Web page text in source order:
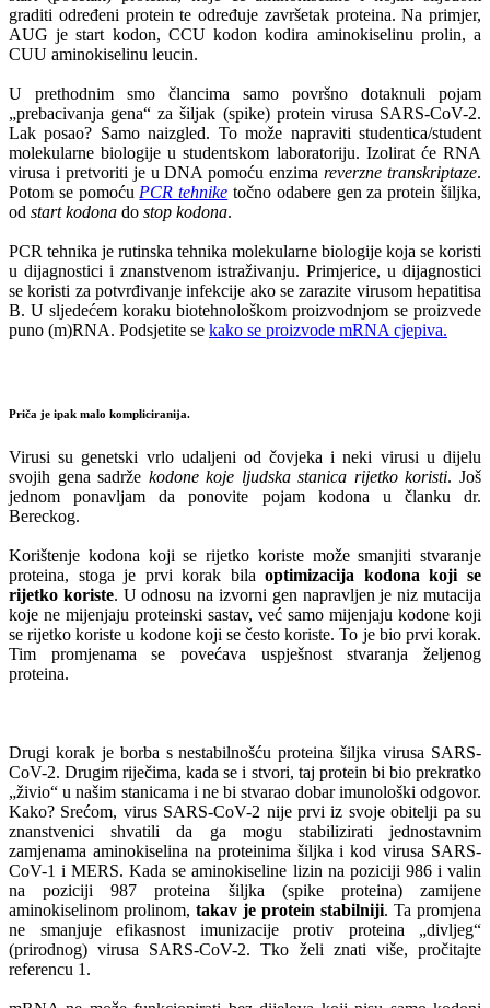
graditi određeni protein te određuje završetak proteina. Na primjer,
AUG je start kodon, CCU kodon kodira aminokiselinu prolin, a
CUU aminokiselinu leucin.
U prethodnim smo člancima samo površno dotaknuli pojam
„prebacivanja gena“ za šiljak (spike) protein virusa SARS-CoV-2.
Lak posao? Samo naizgled. To može napraviti studentica/student
molekularne biologije u studentskom laboratoriju. Izolirat će RNA
virusa i pretvoriti je u DNA pomoću enzimareverzne transkriptaze.
Potom se pomoću PCR tehnike točno odabere gen za protein šiljka,
od start kodona do stop kodona.
PCR tehnika je rutinska tehnika molekularne biologije koja se koristi
u dijagnostici i znanstvenom istraživanju. Primjerice, u dijagnostici
se koristi za potvrđivanje infekcije ako se zarazite virusom hepatitisa
B. U sljedećem koraku biotehnološkom proizvodnjom se proizvede
puno (m)RNA. Podsjetite se kako se proizvode mRNA cjepiva.
Priča je ipak malo kompliciranija.
Virusi su genetski vrlo udaljeni od čovjeka i neki virusi u dijelu
svojih gena sadrže kodone koje ljudska stanica rijetko koristi. Još
jednom ponavljam da ponovite pojam kodona u članku dr.
Bereckog.
Korištenje kodona koji se rijetko koriste može smanjiti stvaranje
proteina, stoga je prvi korak bilaoptimizacija kodona koji se
rijetko koriste. U odnosu na izvorni gen napravljen je niz mutacija
koje ne mijenjaju proteinski sastav, već samo mijenjaju kodone koji
se rijetko koriste u kodone koji se često koriste. To je bio prvi korak.
Tim promjenama se povećava uspješnost stvaranja željenog
proteina.
Drugi korak je borba s nestabilnošću proteina šiljka virusa SARS-
CoV-2. Drugim riječima, kada se i stvori, taj protein bi bio prekratko
„živio“ u našim stanicama i ne bi stvarao dobar imunološki odgovor.
Kako? Srećom, virus SARS-CoV-2 nije prvi iz svoje obitelji pa su
znanstvenici shvatili da ga mogu stabilizirati jednostavnim
zamjenama aminokiselina na proteinima šiljka i kod virusa SARS-
CoV-1 i MERS. Kada se aminokiseline lizin na poziciji 986 i valin
na poziciji 987 proteina šiljka (spike proteina) zamijene
aminokiselinom prolinom, takav je protein stabilniji. Ta promjena
ne smanjuje efikasnost imunizacije protiv proteina „divljeg“
(prirodnog) virusa SARS-CoV-2. Tko želi znati više, pročitajte
referencu 1.